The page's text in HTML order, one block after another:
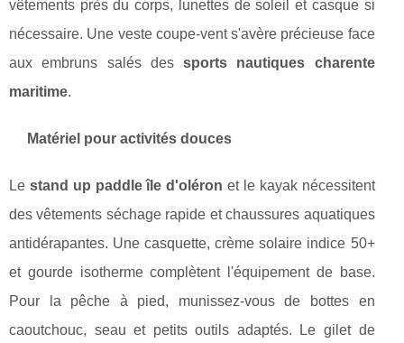
vêtements près du corps, lunettes de soleil et casque si
nécessaire. Une veste coupe-vent s'avère précieuse face
aux embruns salés dessports nautiques charente
maritime.
Matériel pour activités douces
Le stand up paddle île d'oléron et le kayak nécessitent
des vêtements séchage rapide et chaussures aquatiques
antidérapantes. Une casquette, crème solaire indice 50+
et gourde isotherme complètent l'équipement de base.
Pour la pêche à pied, munissez-vous de bottes en
caoutchouc, seau et petits outils adaptés. Le gilet de